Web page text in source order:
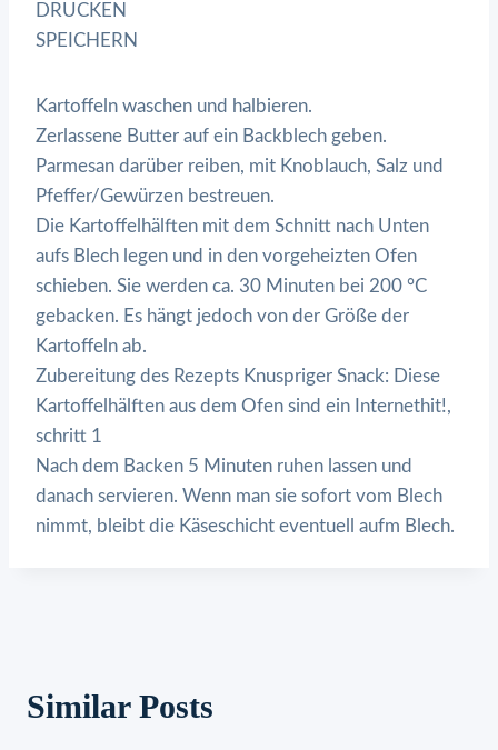
DRUCKEN
SPEICHERN
Kartoffeln waschen und halbieren.
Zerlassene Butter auf ein Backblech geben.
Parmesan darüber reiben, mit Knoblauch, Salz und
Pfeffer/Gewürzen bestreuen.
Die Kartoffelhälften mit dem Schnitt nach Unten
aufs Blech legen und in den vorgeheizten Ofen
schieben. Sie werden ca. 30 Minuten bei 200 °C
gebacken. Es hängt jedoch von der Größe der
Kartoffeln ab.
Zubereitung des Rezepts Knuspriger Snack: Diese
Kartoffelhälften aus dem Ofen sind ein Internethit!,
schritt 1
Nach dem Backen 5 Minuten ruhen lassen und
danach servieren. Wenn man sie sofort vom Blech
nimmt, bleibt die Käseschicht eventuell aufm Blech.
Similar Posts